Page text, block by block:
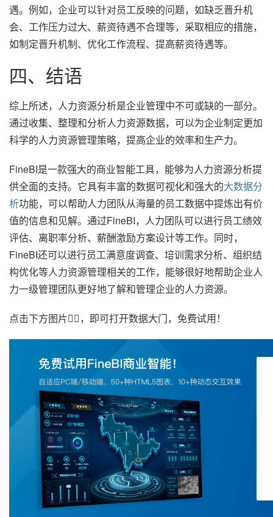
遇。例如，企业可以针对员工反映的问题，如缺乏晋升机
会、工作压力过大、薪资待遇不合理等，采取相应的措施，
如制定晋升机制、优化工作流程、提高薪资待遇等。
四、结语
综上所述，人力资源分析是企业管理中不可或缺的一部分。
通过收集、整理和分析人力资源数据，可以为企业制定更加
科学的人力资源管理策略，提高企业的效率和生产力。
FineBI是一款强大的商业智能工具，能够为人力资源分析提
供全面的支持。它具有丰富的数据可视化和强大的大数据分
析功能，可以帮助人力团队从海量的员工数据中提炼出有价
值的信息和见解。通过FineBI，人力团队可以进行员工绩效
评估、离职率分析、薪酬激励方案设计等工作。同时，
FineBI还可以进行员工满意度调查、培训需求分析、组织结
构优化等人力资源管理相关的工作，能够很好地帮助企业人
力一级管理团队更好地了解和管理企业的人力资源。
点击下方图片👇🏽，即可打开数据大门，免费试用！